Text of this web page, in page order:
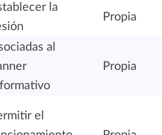
la
Propia
al
Propia
el